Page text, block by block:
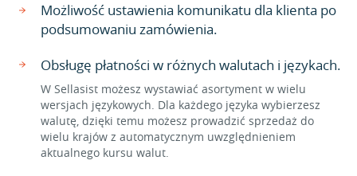
Możliwość ustawienia komunikatu dla klienta po
podsumowaniu zamówienia.
Obsługę płatności w różnych walutach i językach.
W Sellasist możesz wystawiać asortyment w wielu
wersjach językowych. Dla każdego języka wybierzesz
walutę, dzięki temu możesz prowadzić sprzedaż do
wielu krajów z automatycznym uwzględnieniem
aktualnego kursu walut.